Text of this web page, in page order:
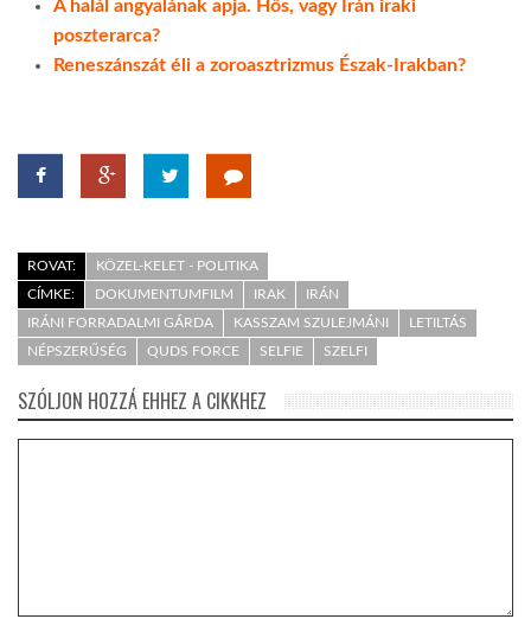
A halál angyalának apja. Hős, vagy Irán iraki
poszterarca?
Reneszánszát éli a zoroasztrizmus Észak-Irakban?
ROVAT:
KÖZEL-KELET - POLITIKA
CÍMKE:
DOKUMENTUMFILM IRAK
IRÁN
IRÁNI FORRADALMI GÁRDA
KASSZAM SZULEJMÁNI
LETILTÁS
NÉPSZERŰSÉG
QUDS FORCE SELFIE SZELFI
SZÓLJON HOZZÁ EHHEZ A CIKKHEZ